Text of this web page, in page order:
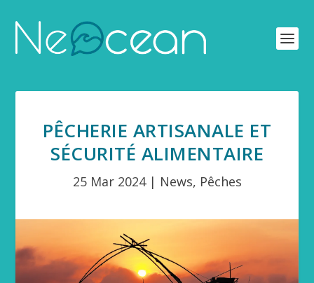
PÊCHERIE ARTISANALE ET
SÉCURITÉ ALIMENTAIRE
25 Mar 2024| News, Pêches